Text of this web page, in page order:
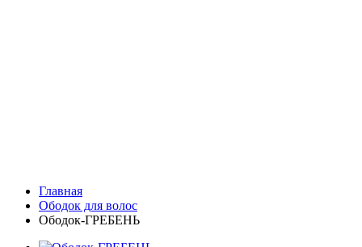
Главная
Ободок для волос
Ободок-ГРЕБЕНЬ